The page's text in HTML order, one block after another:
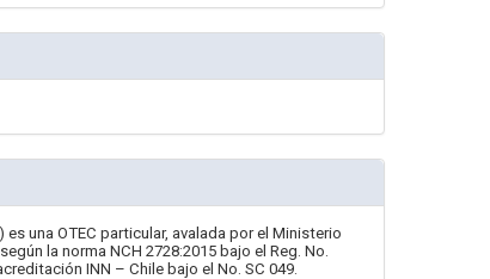
una OTEC particular, avalada por el Ministerio
la norma NCH 2728:2015 bajo el Reg. No.
INN – Chile bajo el No. SC 049.